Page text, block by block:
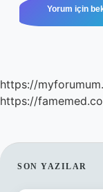
https://
https://
SON YAZILAR